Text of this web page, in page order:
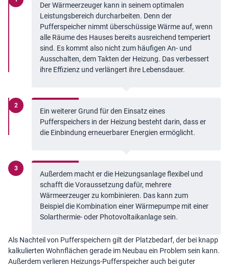
Der Wärmeerzeuger kann in seinem optimalen
Leistungsbereich durcharbeiten. Denn der
Pufferspeicher nimmt überschüssige Wärme auf, wenn
alle Räume des Hauses bereits ausreichend temperiert
sind. Es kommt also nicht zum häufigen An- und
Ausschalten, dem Takten der Heizung. Das verbessert
ihre Effizienz und verlängert ihre Lebensdauer.
Ein weiterer Grund für den Einsatz eines
Pufferspeichers in der Heizung besteht darin, dass er
die Einbindung erneuerbarer Energien ermöglicht.
Außerdem macht er die Heizungsanlage flexibel und
schafft die Voraussetzung dafür, mehrere
Wärmeerzeuger zu kombinieren. Das kann zum
Beispiel die Kombination einer Wärmepumpe mit einer
Solarthermie- oder Photovoltaikanlage sein.
Als Nachteil von Pufferspeichern gilt der Platzbedarf, der bei knapp
kalkulierten Wohnflächen gerade im Neubau ein Problem sein kann.
Außerdem verlieren Heizungs-Pufferspeicher auch bei guter